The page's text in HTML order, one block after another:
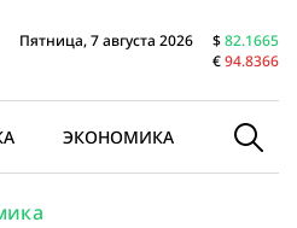
Пятница, 7 августа 2026 $82.1665
€94.8366
ЭКОНОМИКА В МИРЕ